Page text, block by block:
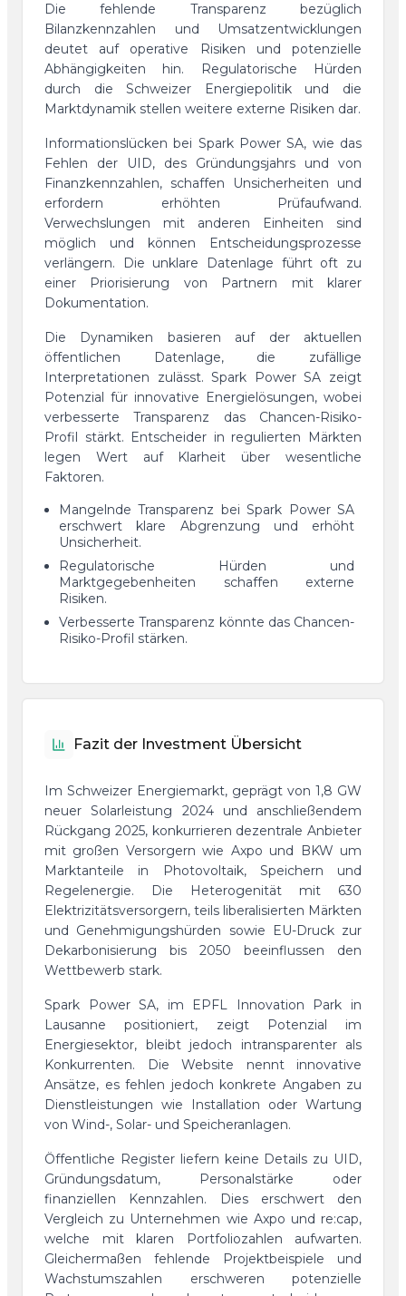
Die fehlende Transparenz bezüglich
Bilanzkennzahlen und Umsatzentwicklungen
deutet auf operative Risiken und potenzielle
Abhängigkeiten hin. Regulatorische Hürden
durch die Schweizer Energiepolitik und die
Marktdynamik stellen weitere externe Risiken dar.
Informationslücken bei Spark Power SA, wie das
Fehlen der UID, des Gründungsjahrs und von
Finanzkennzahlen, schaffen Unsicherheiten und
erfordern erhöhten Prüfaufwand.
Verwechslungen mit anderen Einheiten sind
möglich und können Entscheidungsprozesse
verlängern. Die unklare Datenlage führt oft zu
einer Priorisierung von Partnern mit klarer
Dokumentation.
Die Dynamiken basieren auf der aktuellen
öffentlichen Datenlage, die zufällige
Interpretationen zulässt. Spark Power SA zeigt
Potenzial für innovative Energielösungen, wobei
verbesserte Transparenz das Chancen-Risiko-
Profil stärkt. Entscheider in regulierten Märkten
legen Wert auf Klarheit über wesentliche
Faktoren.
Mangelnde Transparenz bei Spark Power SA
erschwert klare Abgrenzung und erhöht
Unsicherheit.
Regulatorische Hürden und
Marktgegebenheiten schaffen externe
Risiken.
Verbesserte Transparenz könnte das Chancen-
Risiko-Profil stärken.
Fazit der Investment Übersicht
Im Schweizer Energiemarkt, geprägt von 1,8 GW
neuer Solarleistung 2024 und anschließendem
Rückgang 2025, konkurrieren dezentrale Anbieter
mit großen Versorgern wie Axpo und BKW um
Marktanteile in Photovoltaik, Speichern und
Regelenergie. Die Heterogenität mit 630
Elektrizitätsversorgern, teils liberalisierten Märkten
und Genehmigungshürden sowie EU-Druck zur
Dekarbonisierung bis 2050 beeinflussen den
Wettbewerb stark.
Spark Power SA, im EPFL Innovation Park in
Lausanne positioniert, zeigt Potenzial im
Energiesektor, bleibt jedoch intransparenter als
Konkurrenten. Die Website nennt innovative
Ansätze, es fehlen jedoch konkrete Angaben zu
Dienstleistungen wie Installation oder Wartung
von Wind-, Solar- und Speicheranlagen.
Öffentliche Register liefern keine Details zu UID,
Gründungsdatum, Personalstärke oder
finanziellen Kennzahlen. Dies erschwert den
Vergleich zu Unternehmen wie Axpo und re:cap,
welche mit klaren Portfoliozahlen aufwarten.
Gleichermaßen fehlende Projektbeispiele und
Wachstumszahlen erschweren potenzielle